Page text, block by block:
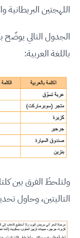
اللهجتين البريطانية
الجدول التالي
باللغة العربية:
ولتلحظَ الفرق بين
التاليتين، وحاول